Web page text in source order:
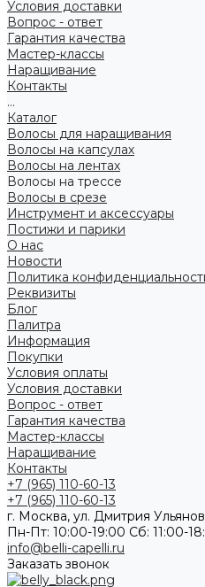
Условия доставки
Вопрос - ответ
Гарантия качества
Мастер-классы
Наращивание
Контакты
...
Каталог
Волосы для наращивания
Волосы на капсулах
Волосы на лентах
Волосы на трессе
Волосы в срезе
Инструмент и аксессуары
Постижи и парики
О нас
Новости
Политика
Реквизиты
Блог
Палитра
Информация
Покупки
Условия оплаты
Условия доставки
Вопрос - ответ
Гарантия качества
Мастер-классы
Наращивание
Контакты
+7 (965) 110-60-13
+7 (965) 110-60-13
г. Москва, ул. Дмитрия
Пн-Пт: 10:00-19:00 Cб: 11:00-
info@belli-capelli.ru
Заказать звонок